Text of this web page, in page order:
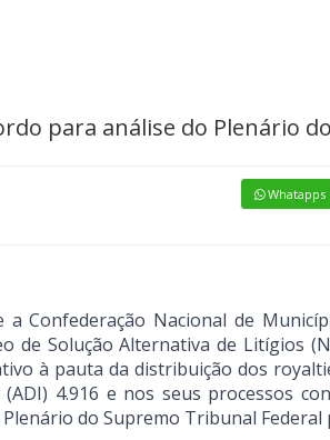
para análise do Plenário
Whatapps
Confederação Nacional de
de Solução Alternativa de Litígios
à pauta da distribuição dos
4.916 e nos seus processos
do Supremo Tribunal Federal